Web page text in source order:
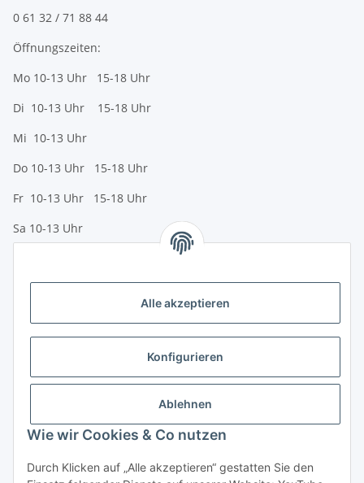
Alle akzeptieren
Konfigurieren
Ablehnen
Wie wir Cookies & Co nutzen
Durch Klicken auf „Alle akzeptieren“ gestatten Sie den
0 61 32 / 71 88 44
Öffnungszeiten:
Mo 10-13 Uhr 15-18 Uhr
Di 10-13 Uhr 15-18 Uhr
Mi 10-13 Uhr
Do 10-13 Uhr 15-18 Uhr
Fr 10-13 Uhr 15-18 Uhr
Sa 10-13 Uhr
Vorkasse (per Bank-Überweisung)
Sofortüberweisung
Rechnungskauf
Gesetzliche Informationen